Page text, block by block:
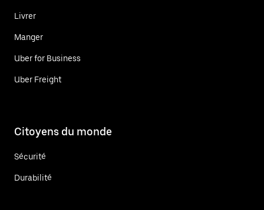
Livrer
Manger
Uber for Business
Uber Freight
Citoyens du monde
Sécurité
Durabilité